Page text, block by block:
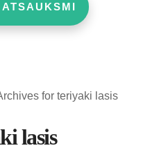
for teriyaki lasis
lasis